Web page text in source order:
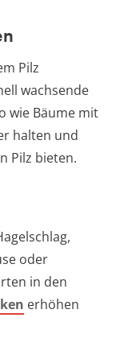
Pilz
wachsende
wie Bäume mit
halten und
Pilz bieten.
oder
in den
erhöhen